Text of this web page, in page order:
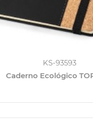
KS-93593
Caderno Ecológico